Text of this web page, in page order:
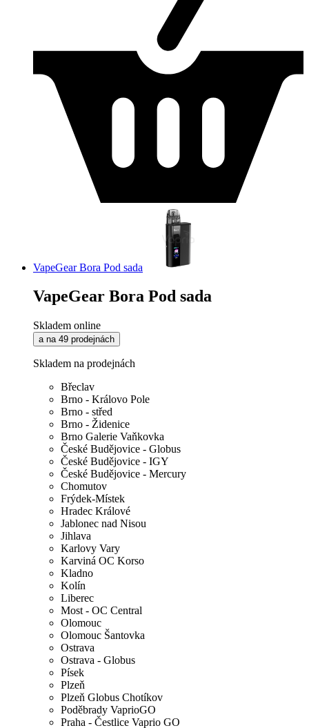
VapeGear Bora Pod sada
VapeGear Bora Pod sada
Skladem online
a na 49 prodejnách
Skladem na prodejnách
Břeclav
Brno - Královo Pole
Brno - střed
Brno - Židenice
Brno Galerie Vaňkovka
České Budějovice - Globus
České Budějovice - IGY
České Budějovice - Mercury
Chomutov
Frýdek-Místek
Hradec Králové
Jablonec nad Nisou
Jihlava
Karlovy Vary
Karviná OC Korso
Kladno
Kolín
Liberec
Most - OC Central
Olomouc
Olomouc Šantovka
Ostrava
Ostrava - Globus
Písek
Plzeň
Plzeň Globus Chotíkov
Poděbrady VaprioGO
Praha - Čestlice Vaprio GO